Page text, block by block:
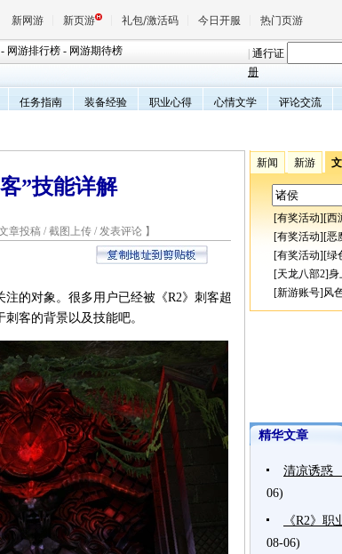
新网游 新页游 礼包/激活码 今日开服 热门页游
魔兽
天堂
王权与自由
- 网游排行榜 - 网游期待榜 通行证
册
任务指南 装备经验 职业心得 心情文学 评论交流
”技能详解
章投稿 / 截图上传 / 发表评论 】
注的对象。很多用户已经被《R2》刺客超
客的背景以及技能吧。
新闻 新游
[有奖活动][西
[有奖活动][恶
[有奖活动][绿
[天龙八部2]身
[新游账号]风
精华文章
清凉诱惑
06)
《R2》
08-06)